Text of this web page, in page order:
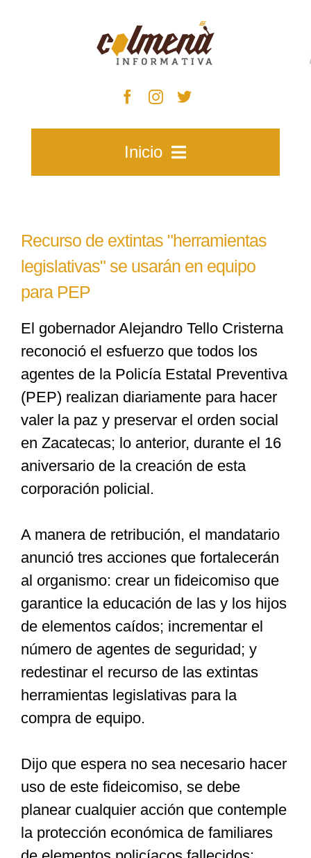
Inicio
Zacatecas
Especiales
Nacional
Opinión
Cultura
Nosotros
Recurso de extintas "herramientas
legislativas" se usarán en equipo
para PEP
El gobernador Alejandro Tello Cristerna
reconoció el esfuerzo que todos los
agentes de la Policía Estatal Preventiva
(PEP) realizan diariamente para hacer
valer la paz y preservar el orden social
en Zacatecas; lo anterior, durante el 16
aniversario de la creación de esta
corporación policial.
A manera de retribución, el mandatario
anunció tres acciones que fortalecerán
al organismo: crear un fideicomiso que
garantice la educación de las y los hijos
de elementos caídos; incrementar el
número de agentes de seguridad; y
redestinar el recurso de las extintas
herramientas legislativas para la
compra de equipo.
Dijo que espera no sea necesario hacer
uso de este fideicomiso, se debe
planear cualquier acción que contemple
la protección económica de familiares